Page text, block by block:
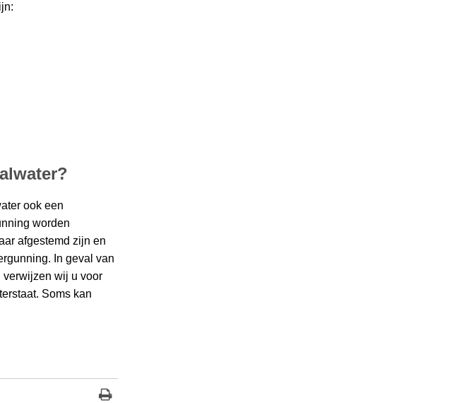
ook een
worden
afgestemd zijn en
In geval van
verwijzen wij u voor
Soms kan